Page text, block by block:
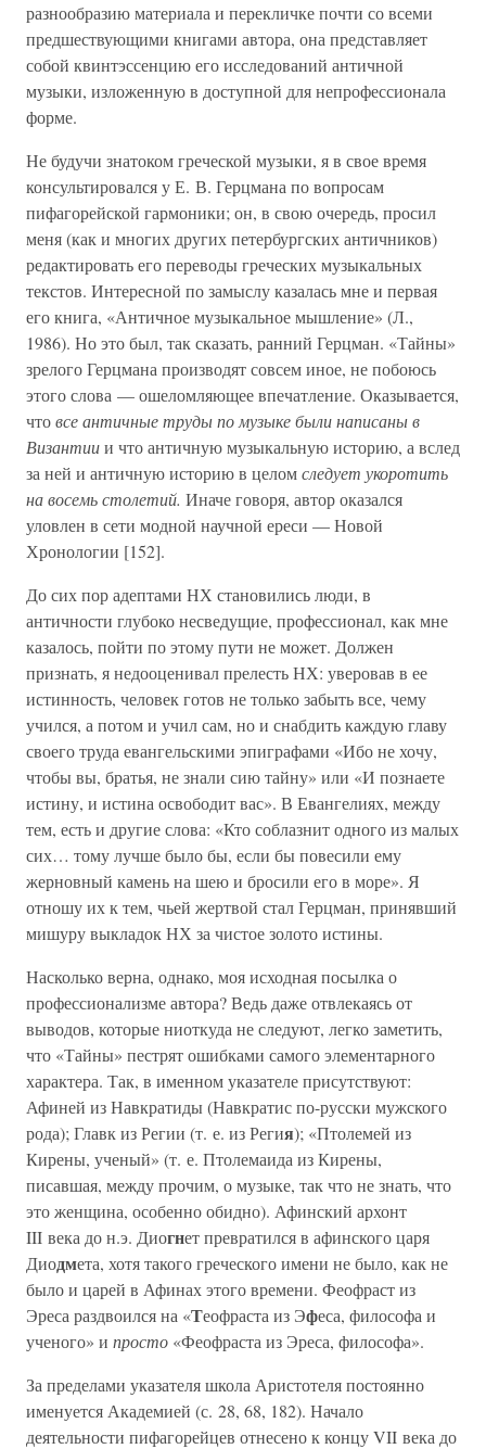
разнообразию материала и перекличке почти со всеми
предшествующими книгами автора, она представляет
собой квинтэссенцию его исследований античной
музыки, изложенную в доступной для непрофессионала
форме.
Не будучи знатоком греческой музыки, я в свое время
консультировался у Е. В. Герцмана по вопросам
пифагорейской гармоники; он, в свою очередь, просил
меня (как и многих других петербургских античников)
редактировать его переводы греческих музыкальных
текстов. Интересной по замыслу казалась мне и первая
его книга, «Античное музыкальное мышление» (Л.,
1986). Но это был, так сказать, ранний Герцман. «Тайны»
зрелого Герцмана производят совсем иное, не побоюсь
этого слова — ошеломляющее впечатление. Оказывается,
чтовсе античные труды по музыке были написаны в
Византиии что античную музыкальную историю, а вслед
за ней и античную историю в целомследует укоротить
на восемь столетий. Иначе говоря, автор оказался
уловлен в сети модной научной ереси — Новой
Хронологии [152].
До сих пор адептами НХ становились люди, в
античности глубоко несведущие, профессионал, как мне
казалось, пойти по этому пути не может. Должен
признать, я недооценивал прелесть НХ: уверовав в ее
истинность, человек готов не только забыть все, чему
учился, а потом и учил сам, но и снабдить каждую главу
своего труда евангельскими эпиграфами «Ибо не хочу,
чтобы вы, братья, не знали сию тайну» или «И познаете
истину, и истина освободит вас». В Евангелиях, между
тем, есть и другие слова: «Кто соблазнит одного из малых
сих… тому лучше было бы, если бы повесили ему
жерновный камень на шею и бросили его в море». Я
отношу их к тем, чьей жертвой стал Герцман, принявший
мишуру выкладок НХ за чистое золото истины.
Насколько верна, однако, моя исходная посылка о
профессионализме автора? Ведь даже отвлекаясь от
выводов, которые ниоткуда не следуют, легко заметить,
что «Тайны» пестрят ошибками самого элементарного
характера. Так, в именном указателе присутствуют:
Афиней из Навкратиды (Навкратис по-русски мужского
рода); Главк из Регии (т. е. из Регия); «Птолемей из
Кирены, ученый» (т. е. Птолемаида из Кирены,
писавшая, между прочим, о музыке, так что не знать, что
это женщина, особенно обидно). Афинский архонт
III века до н.э. Диогнет превратился в афинского царя
Диодмета, хотя такого греческого имени не было, как не
было и царей в Афинах этого времени. Феофраст из
Эреса раздвоился на «Теофраста из Эфеса, философа и
ученого» и просто «Феофраста из Эреса, философа».
За пределами указателя школа Аристотеля постоянно
именуется Академией (с. 28, 68, 182). Начало
деятельности пифагорейцев отнесено к концу VII века до